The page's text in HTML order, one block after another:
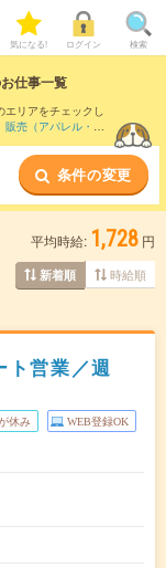
気になる! ログイン 検索
仕事一覧
エリアをチェックし
販売（アパレル・フ
ます。さらに、短期
んでいただけます。
条件の変更
平均時給: 1,728 円
新着順 時給順
ト営業／週
休み WEB登録OK